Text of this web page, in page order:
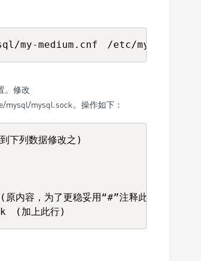
。修改
mysql.sock。操作如下：
列数据修改之)
，为了更稳妥用“#”注释此行)